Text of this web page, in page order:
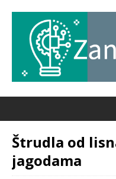
Štrudla od
jagodama